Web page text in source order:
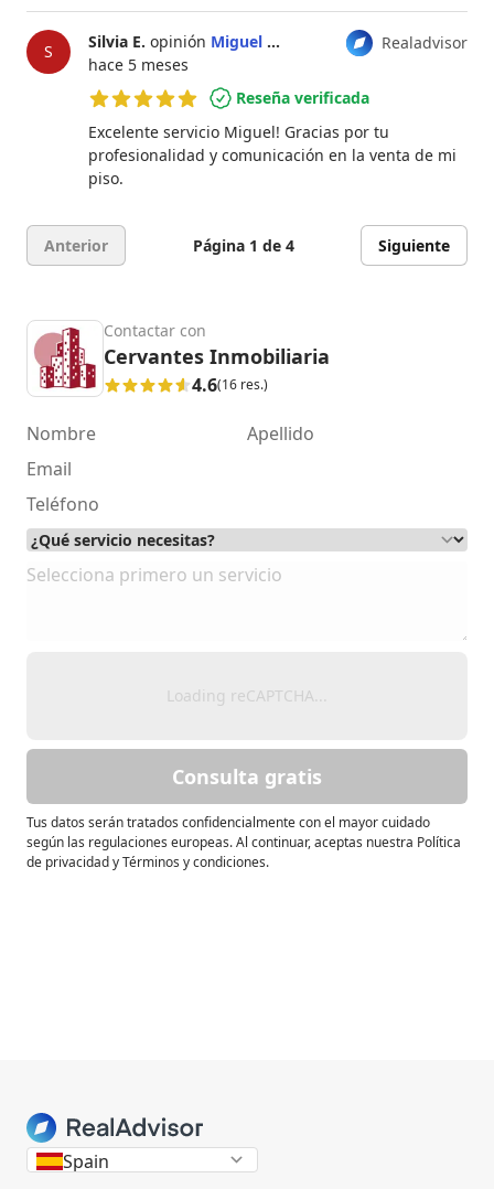
S Realadvisor
Silvia E. opinión Miguel Ángel Pascual Fernández
hace 5 meses
Reseña verificada
5 de 5 estrellas
Excelente servicio Miguel! Gracias por tu
profesionalidad y comunicación en la venta de mi
piso.
Anterior Página 1 de 4 Siguiente
Contactar con
Cervantes Inmobiliaria
4.6(16 res.)
Loading reCAPTCHA...
Consulta gratis
Tus datos serán tratados confidencialmente con el mayor cuidado
según las regulaciones europeas. Al continuar, aceptas nuestra Política
de privacidad y Términos y condiciones.
Spain